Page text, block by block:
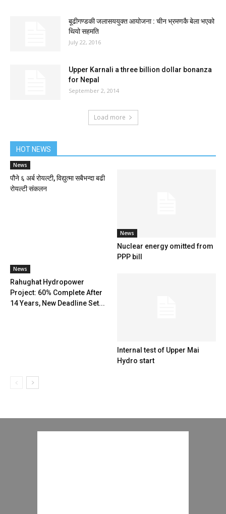
बूढीगण्डकी जलासययुक्त आयोजना : चीन भ्रमणकै बेला भएको
थियो सहमति
July 22, 2016
Upper Karnali a three billion dollar bonanza
for Nepal
September 2, 2014
Load more
HOT NEWS
News
पौने ६ अर्ब रोयल्टी, विद्युत्मा सबैभन्दा बढी
रोयल्टी संकलन
News
Nuclear energy omitted from
PPP bill
News
Rahughat Hydropower
Project: 60% Complete After
14 Years, New Deadline Set...
Internal test of Upper Mai
Hydro start